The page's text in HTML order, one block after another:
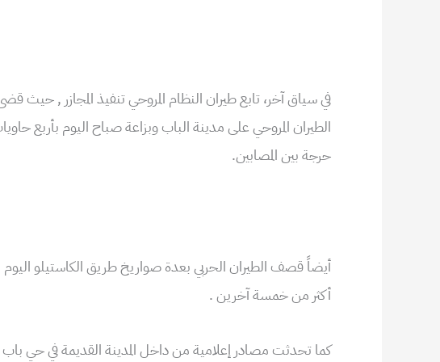
الطيران المروحي على مدينة الباب وبزاعة صباح اليوم
حرجة بين المصابين.
أيضاً قصف الطيران الحربي بعدة صواريخ طريق الكاستيلو
أكثر من خمسة آخرين .
كما تحدثت مصادر إعلامية من داخل المدينة القديمة في حي باب